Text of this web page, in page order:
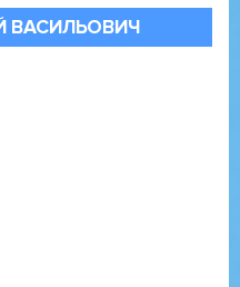
ВАСИЛЬОВИЧ